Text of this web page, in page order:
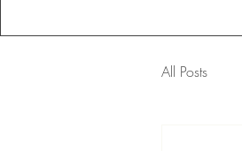
All Posts